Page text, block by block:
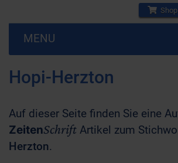
Shop
MENU
Hopi-Herzton
Auf dieser Seite finden Sie eine
ZeitenSchrift Artikel zum
Herzton.